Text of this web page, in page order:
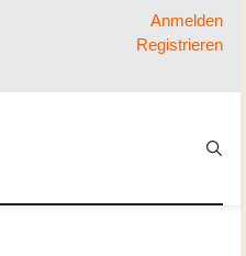
Anmelden
Registrieren